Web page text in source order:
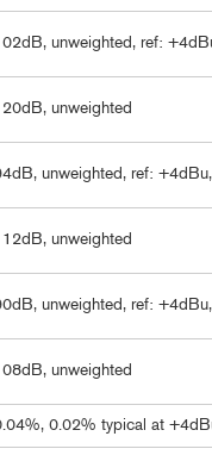
unweighted, ref:
unweighted
unweighted, ref:
unweighted
unweighted, ref:
unweighted
0.02% typical at